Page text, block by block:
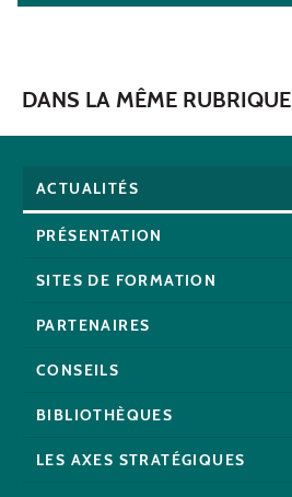
DANS LA MÊME RUBRIQUE
ACTUALITÉS
PRÉSENTATION
SITES DE FORMATION
PARTENAIRES
CONSEILS
BIBLIOTHÈQUES
LES AXES STRATÉGIQUES